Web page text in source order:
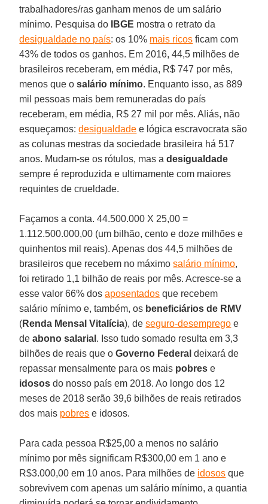
trabalhadores/ras ganham menos de um salário
mínimo. Pesquisa do
IBGE mostra o retrato da
desigualdade no país: os 10% mais ricos ficam com
43% de todos os ganhos. Em 2016, 44,5 milhões de
brasileiros receberam, em média, R$ 747 por mês,
menos que osalário mínimo. Enquanto isso, as 889
mil pessoas mais bem remuneradas do país
receberam, em média, R$ 27 mil por mês. Aliás, não
esqueçamos:desigualdade e lógica escravocrata são
as colunas mestras da sociedade brasileira há 517
anos. Mudam-se os rótulos, mas adesigualdade
sempre é reproduzida e ultimamente com maiores
requintes de crueldade.
Façamos a conta. 44.500.000 X 25,00 =
1.112.500.000,00 (um bilhão, cento e doze milhões e
quinhentos mil reais). Apenas dos 44,5 milhões de
brasileiros que recebem no máximosalário mínimo,
foi retirado 1,1 bilhão de reais por mês. Acresce-se a
esse valor 66% dosaposentados que recebem
salário mínimo e, também, os beneficiários de RMV
(Renda Mensal Vitalícia), deseguro-desemprego e
deabono salarial . Isso tudo somado resulta em 3,3
bilhões de reais que oGoverno Federal deixará de
repassar mensalmente para os mais pobres e
idosos do nosso país em 2018. Ao longo dos 12
meses de 2018 serão 39,6 bilhões de reais retirados
dos mais pobres e idosos.
Para cada pessoa R$25,00 a menos no salário
mínimo por mês significam R$300,00 em 1 ano e
R$3.000,00 em 10 anos. Para milhões de idosos que
sobrevivem com apenas um salário mínimo, a quantia